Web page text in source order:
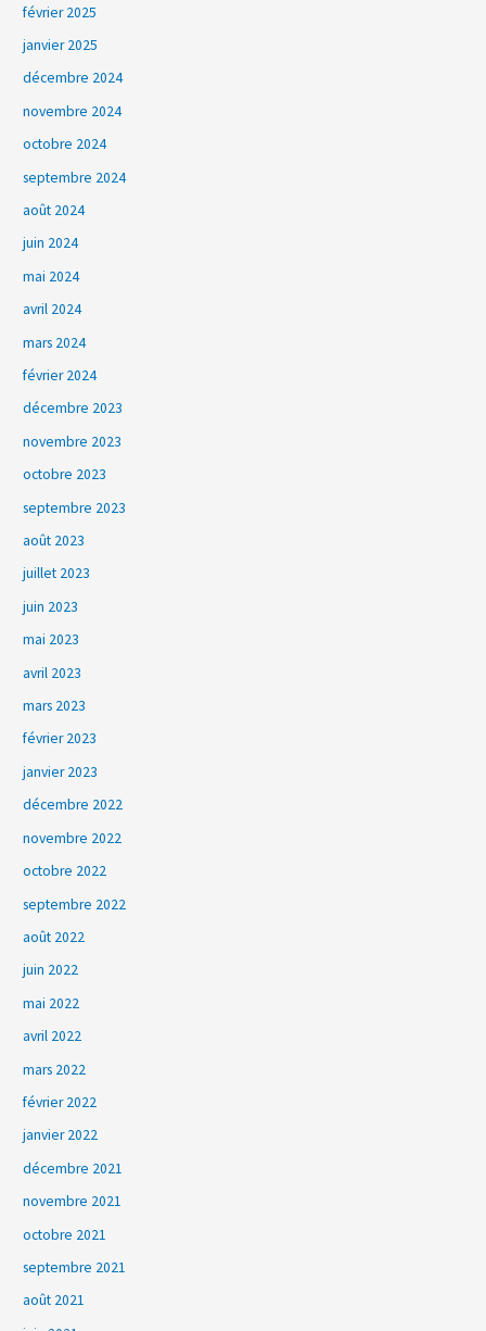
février 2025
janvier 2025
décembre 2024
novembre 2024
octobre 2024
septembre 2024
août 2024
juin 2024
mai 2024
avril 2024
mars 2024
février 2024
décembre 2023
novembre 2023
octobre 2023
septembre 2023
août 2023
juillet 2023
juin 2023
mai 2023
avril 2023
mars 2023
février 2023
janvier 2023
décembre 2022
novembre 2022
octobre 2022
septembre 2022
août 2022
juin 2022
mai 2022
avril 2022
mars 2022
février 2022
janvier 2022
décembre 2021
novembre 2021
octobre 2021
septembre 2021
août 2021